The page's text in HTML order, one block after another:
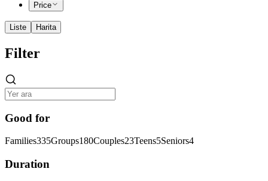
Price
Liste Harita
Filter
Good for
Families335Groups180Couples23Teens5Seniors4
Duration